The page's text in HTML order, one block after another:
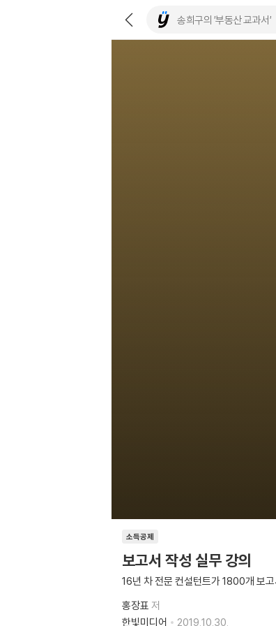
소득공제
보고서 작성 실무 강의
16년 차 전문 컨설턴트가 1800개 보
홍장표 저
한빛미디어
2019.10.30.